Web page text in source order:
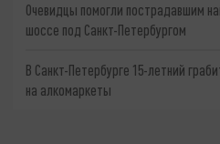
Очевидцы помогли пострадавшим
шоссе под Санкт-Петербургом
В Санкт-Петербурге 15-летний
на алкомаркеты